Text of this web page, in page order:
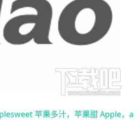
苹果多汁，苹果甜 Apple，a